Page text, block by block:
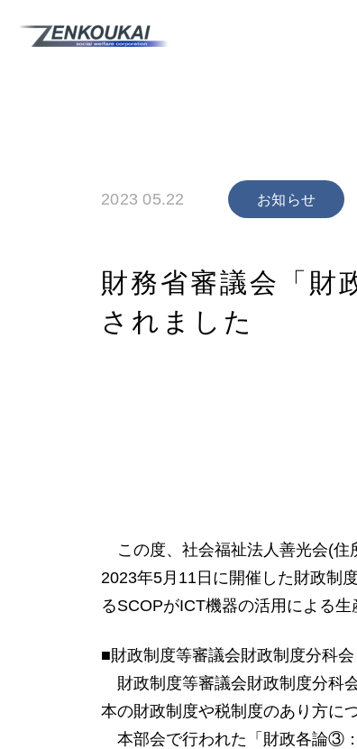
2023 05.22 お知らせ
財務省審議会「財
されました
この度、社会福祉法人善光会(住
2023年5月11日に開催した財政制
るSCOPがICT機器の活用による
■財政制度等審議会財政制度分科
財政制度等審議会財政制度分科
本の財政制度や税制度のあり方に
本部会で行われた「財政各論③：